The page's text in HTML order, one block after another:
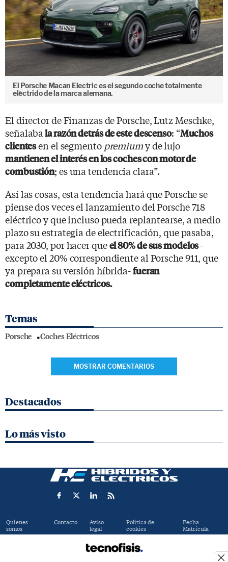
El Porsche Macan Electric es el segundo coche totalmente
eléctrido de la marca alemana.
El director de Finanzas de Porsche, Lutz Meschke,
señalaba la razón detrás de este descenso: “Muchos
clientesen el segmento premiumy de lujo
mantienen el interés en los coches con motor de
combustión; es una tendencia clara”.
Así las cosas, esta tendencia hará que Porsche se
piense dos veces el lanzamiento del Porsche 718
eléctrico y que incluso pueda replantearse, a medio
plazo su estrategia de electrificación, que pasaba,
para 2030, por hacer queel 80% de sus modelos-
excepto el 20% correspondiente al Porsche 911, que
ya prepara su versión híbrida-fueran
completamente eléctricos.
Temas
Porsche Coches Eléctricos
MOSTRAR COMENTARIOS
Destacados
Lo más visto
Quienes
somos
Contacto Aviso
legal
Política de
cookies
Fecha
Matrícula